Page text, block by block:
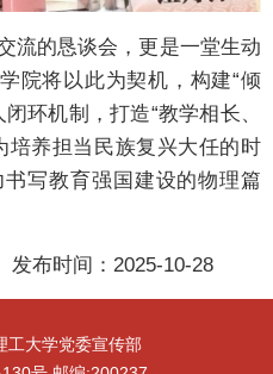
流的恳谈会，更是一堂生动
院将以此为契机，构建“倾
环机制，打造“教学相长、
培养担当民族复兴大任的时
写教育强国建设的物理篇
发布时间：2025-10-28
工大学党委宣传部